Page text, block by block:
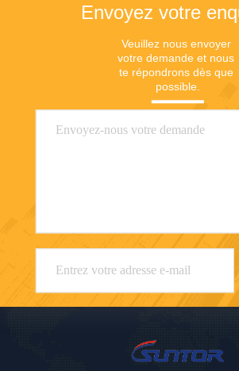
Envoyez votre
Veuillez nous envoyer
votre demande et nous
te répondrons dès que
possible.